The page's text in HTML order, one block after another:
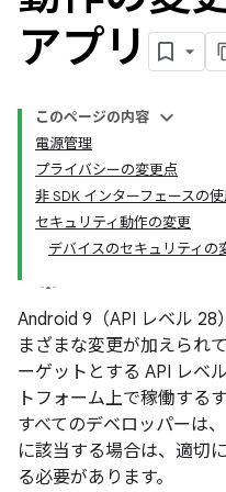
アプリ
このページの内容
電源管理
プライバシーの変更点
非 SDK インターフェースの
セキュリティ動作の変更
デバイスのセキュリティの
Android 9（API レベル 28
まざまな変更が加えられ
ーゲットとする API レベ
トフォーム上で稼働する
すべてのデベロッパーは
に該当する場合は、適切
る必要があります。